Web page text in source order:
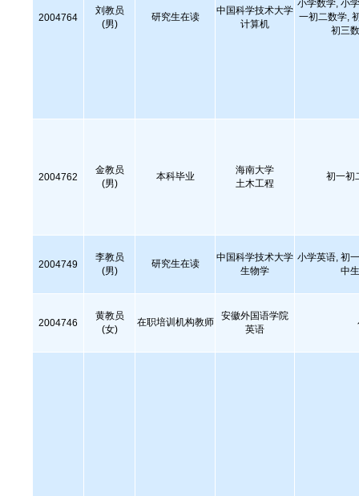
2004764
刘教员
(男)
研究生在读
中国科学技术大学
计算机
小学数学, 小
一初二数学,
初三
2004762
金教员
(男)
本科毕业
海南大学
土木工程
初一初
2004749
李教员
(男)
研究生在读
中国科学技术大学
生物学
小学英语, 初
中
2004746
黄教员
(女)
在职培训机构教师
安徽外国语学院
英语